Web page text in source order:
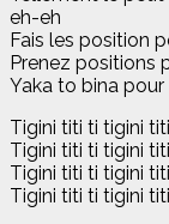
eh-eh
Fais les position
Prenez positions
Yaka to bina pour
Tigini titi ti tigini
Tigini titi ti tigini
Tigini titi ti tigini
Tigini titi ti tigini